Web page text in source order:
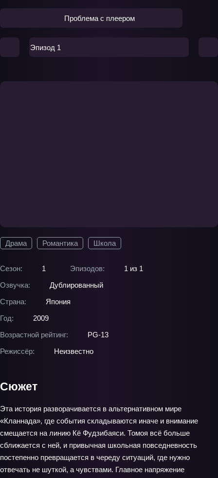
Драма Романтика Школа
Сезон: 1 Эпизодов:
1 из 1
Озвучка:
Дублированный
Страна:
Япония
Год:
2009
Возрастной рейтинг:
PG-13
Режиссёр:
Неизвестно
Проблема с плеером
Эпизод 1
Сюжет
Эта история разворачивается в альтернативном мире
«Кланнада», где события складываются иначе и внимание
смещается на линию Кё Фудзибаяси. Томоя всё больше
сближается с ней, и привычная школьная повседневность
постепенно превращается в череду ситуаций, где нужно
отвечать не шуткой, а чувствами. Главное напряжение